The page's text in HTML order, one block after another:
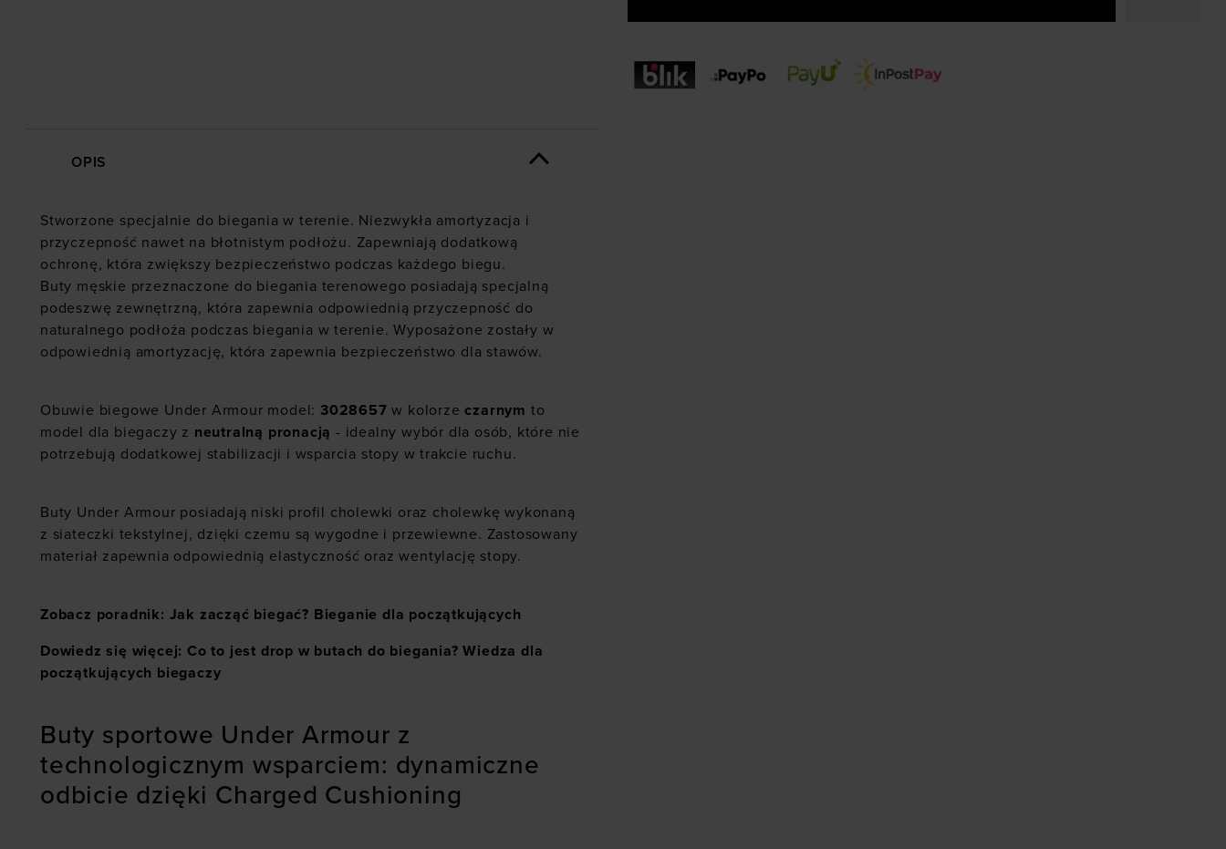
OPIS
Stworzone specjalnie do biegania w terenie. Niezwykła amortyzacja i
przyczepność nawet na błotnistym podłożu. Zapewniają dodatkową
ochronę, która zwiększy bezpieczeństwo podczas każdego biegu.
Buty męskie przeznaczone do biegania terenowego posiadają specjalną
podeszwę zewnętrzną, która zapewnia odpowiednią przyczepność do
naturalnego podłoża podczas biegania w terenie. Wyposażone zostały w
odpowiednią amortyzację, która zapewnia bezpieczeństwo dla stawów.
Obuwie biegowe Under Armour model: 3028657 w kolorzeczarnym to
model dla biegaczy z neutralną pronacją - idealny wybór dla osób, które nie
potrzebują dodatkowej stabilizacji i wsparcia stopy w trakcie ruchu.
Buty Under Armour posiadają niski profil cholewki oraz cholewkę wykonaną
z siateczki tekstylnej, dzięki czemu są wygodne i przewiewne. Zastosowany
materiał zapewnia odpowiednią elastyczność oraz wentylację stopy.
Zobacz poradnik: Jak zacząć biegać? Bieganie dla początkujących
Dowiedz się więcej: Co to jest drop w butach do biegania? Wiedza dla
początkujących biegaczy
Buty sportowe Under Armour z
technologicznym wsparciem: dynamiczne
odbicie dzięki Charged Cushioning